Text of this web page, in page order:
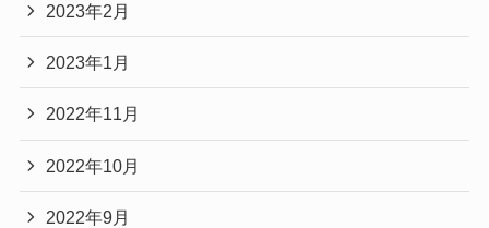
2023年2月
2023年1月
2022年11月
2022年10月
2022年9月